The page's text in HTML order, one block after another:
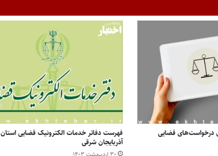
درخواست‌های قضایی
فهرست دفاتر خدمات الکترونیک قضایی استان
آذربایجان شرقی
۳۰ اردیبهشت ۱۴۰۳